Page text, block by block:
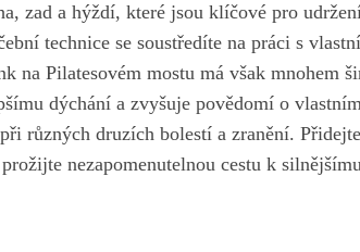
zad a hýždí, které jsou klíčové pro
technice se soustředíte na práci s
​na Pilatesovém mostu má však mnohem
dýchání a zvyšuje povědomí o
různých druzích bolestí a zranění.
⁢nezapomenutelnou cestu k